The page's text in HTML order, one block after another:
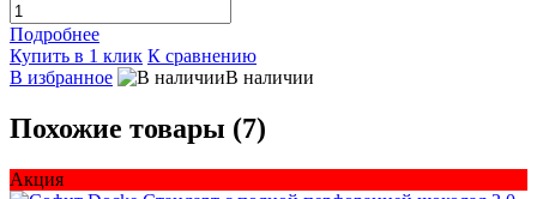
Подробнее
Купить в 1 клик К сравнению
В избранное
В наличии
Похожие товары (7)
Акция